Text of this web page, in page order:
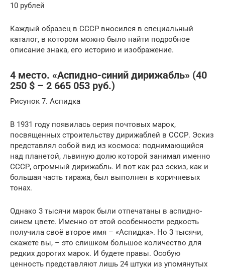
10 рублей
Каждый образец в СССР вносился в специальный
каталог, в котором можно было найти подробное
описание знака, его историю и изображение.
4 место. «Аспидно-синий дирижабль» (40
250 $ – 2 665 053 руб.)
Рисунок 7. Аспидка
В 1931 году появилась серия почтовых марок,
посвященных строительству дирижаблей в СССР. Эскиз
представлял собой вид из космоса: поднимающийся
над планетой, львиную долю которой занимал именно
СССР, огромный дирижабль. И вот как раз эскиз, как и
большая часть тиража, был выполнен в коричневых
тонах.
Однако 3 тысячи марок были отпечатаны в аспидно-
синем цвете. Именно от этой особенности редкость
получила своё второе имя – «Аспидка». Но 3 тысячи,
скажете вы, – это слишком большое количество для
редких дорогих марок. И будете правы. Особую
ценность представляют лишь 24 штуки из упомянутых